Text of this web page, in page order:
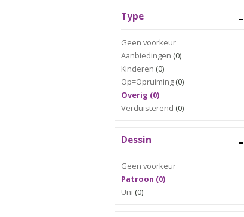
Type
Geen voorkeur
Aanbiedingen (0)
Kinderen (0)
Op=Opruiming (0)
Overig (0)
Verduisterend (0)
Dessin
Geen voorkeur
Patroon (0)
Uni (0)